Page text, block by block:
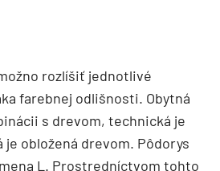
rozlíšiť jednotlivé
farebnej odlišnosti. Obytná
s drevom, technická je
je obložená drevom. Pôdorys
L. Prostredníctvom tohto